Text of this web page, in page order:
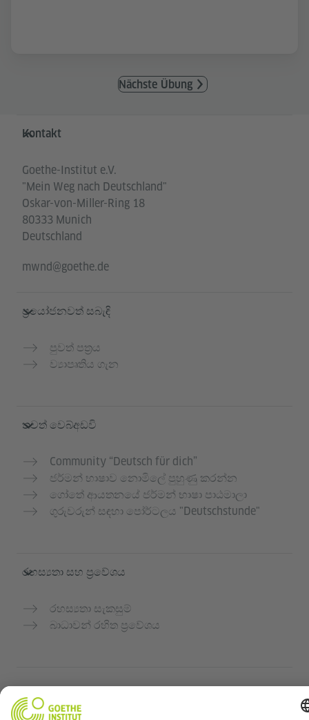
Nächste Übung
Service- und Informationsbereich
Kontakt
Goethe-Institut e.V.
"Mein Weg nach Deutschland"
Oskar-von-Miller-Ring 18
80333 Munich
Deutschland
mwnd@goethe.de
ප්‍රයෝජනවත් සබැඳි
පුවත් පත්‍රය
ව්‍යාපෘතිය ගැන
තවත් වෙබ්අඩවි
Community “Deutsch für dich”
ජර්මන් භාෂාව නොමිලේ පුහුණු කරන්න
ගෝතේ ආයතනයේ ජර්මන් භාෂා පාඨමාලා
ගුරුවරුන් සඳහා පෝර්ටලය "Deutschstunde"
රහස්‍යතා සහ ප්‍රවේශය
රහස්‍යතා සැකසුම්
බාධාවන් රහිත ප්‍රවේශය